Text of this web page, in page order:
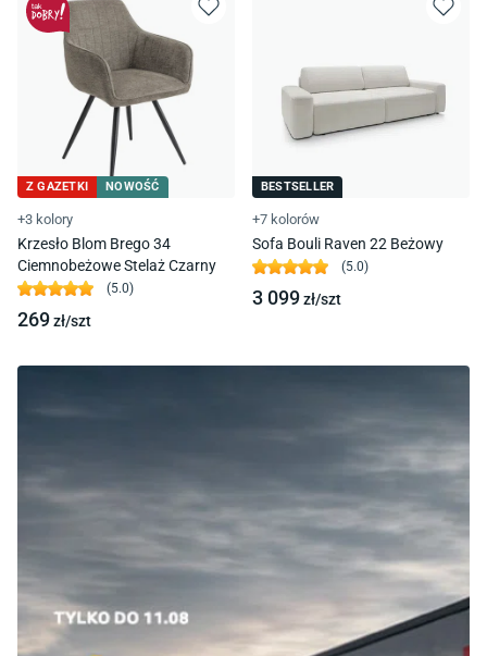
Z GAZETKI NOWOŚĆ
+3 kolory
Krzesło Blom Brego 34
Ciemnobeżowe Stelaż Czarny
(5.0)
269zł/szt
BESTSELLER
+7 kolorów
Sofa Bouli Raven 22 Beżowy
(5.0)
3 099zł/szt